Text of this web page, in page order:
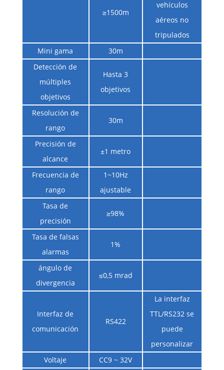
≥1500m
vehículos
aéreos no
tripulados
Mini gama
30m
Detección de
múltiples
objetivos
Hasta 3
objetivos
Resolución de
rango
30m
Precisión de
alcance
±1 metro
Frecuencia de
rango
1~10Hz
ajustable
Tasa de
precisión
≥98%
Tasa de falsas
alarmas
1%
ángulo de
divergencia
≤0,5 mrad
Interfaz de
comunicación
RS422
La interfaz
TTL/RS232 se
puede
personalizar
Voltaje
CC9 ~ 32V